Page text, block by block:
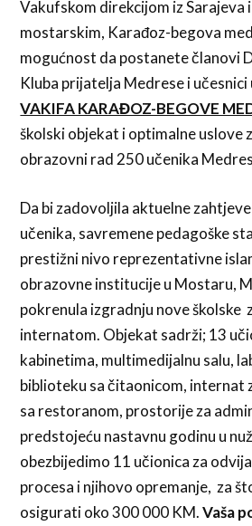
Vakufskom direkcijom iz
mostarskim, Karađoz-begova
mogućnost da postanete članovi
Kluba prijatelja Medrese i učesnici
VAKIFA KARAĐOZ-BEGOVE
školski objekat i optimalne uslove
obrazovni rad 250 učenika
Da bi zadovoljila aktuelne
učenika, savremene pedagoške
prestižni nivo reprezentativne
obrazovne institucije u Mostaru,
pokrenula izgradnju nove školske
internatom. Objekat sadrži; 13
kabinetima, multimedijalnu salu,
biblioteku sa čitaonicom, internat
sa restoranom, prostorije za
predstojeću nastavnu godinu u
obezbijedimo 11 učionica za
procesa i njihovo opremanje, za
osigurati oko 300 000 KM.Vaša